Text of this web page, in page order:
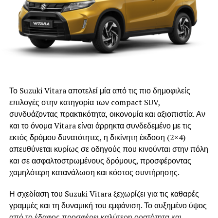
Αντιπεριφερειάρχης Τουρισμού Βίκυ Χατζηβασιλείου.
επιχειρεί να συνεισφέρει στην επικρατούσα πλέον
αντίληψη για τα αστικά απόβλητα, πως μπορούν να
αποτελέσουν την αφετηρία παραγωγής νέων προϊόντων
υψηλής αξίας.
Η εναρκτήρια συνάντηση έφερε κοντά την ομάδα έργου σε
πλήρη σύνθεση και με στόχο την εμπέδωση του κοινού
οράματος από όλους τους συμμετέχοντες ερευνητικούς
οργανισμούς, την ολοκληρωμένη τεχνική προσέγγιση, το
πλάνο εργασίας και τα πρώτα βήματα υλοποίησης. Κατά
τη διάρκεια της συνάντησης οι εταίροι συζήτησαν τις
επιστημονικές, τεχνικές, βιομηχανικές και κοινωνικές
διαστάσεις του έργου, θέτοντας τις βάσεις για την
πενταετή συνεργασία.
Το SOWISE + συνεισφέρει στις τεχνολογικές
Το Suzuki Vitara αποτελεί μία από τις πιο δημοφιλείς
επιλογές στην κατηγορία των compact SUV,
συνδυάζοντας πρακτικότητα, οικονομία και αξιοπιστία. Αν
και το όνομα Vitara είναι άρρηκτα συνδεδεμένο με τις
εκτός δρόμου δυνατότητες, η δικίνητη έκδοση (2×4)
απευθύνεται κυρίως σε οδηγούς που κινούνται στην πόλη
και σε ασφαλτοστρωμένους δρόμους, προσφέροντας
χαμηλότερη κατανάλωση και κόστος συντήρησης.
Η σχεδίαση του Suzuki Vitara ξεχωρίζει για τις καθαρές
γραμμές και τη δυναμική του εμφάνιση. Το αυξημένο ύψος